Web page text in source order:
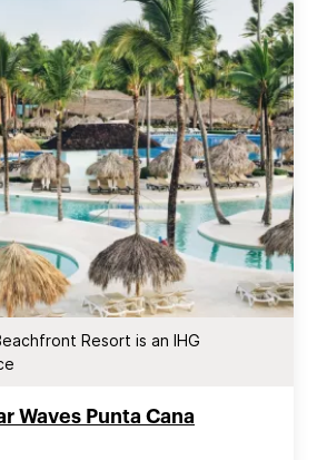
Resort is an IHG
Waves Punta Cana